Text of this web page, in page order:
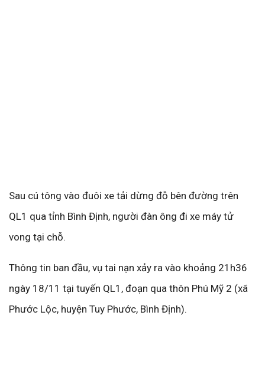
Sau cú tông vào đuôi xe tải dừng đỗ bên đường trên
QL1 qua tỉnh Bình Định, người đàn ông đi xe máy tử
vong tại chỗ.
Thông tin ban đầu, vụ tai nạn xảy ra vào khoảng 21h36
ngày 18/11 tại tuyến QL1, đoạn qua thôn Phú Mỹ 2 (xã
Phước Lộc, huyện Tuy Phước, Bình Định).